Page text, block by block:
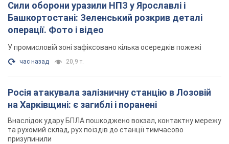
Сили оборони уразили НПЗ у Ярославлі і
Башкортостані: Зеленський розкрив деталі
операції. Фото і відео
У промисловій зоні зафіксовано кілька осередків пожежі
час назад 20,9 т.
Росія атакувала залізничну станцію в Лозовій
на Харківщині: є загиблі і поранені
Внаслідок удару БПЛА пошкоджено вокзал, контактну мережу
та рухомий склад, рух поїздів до станції тимчасово
призупинили